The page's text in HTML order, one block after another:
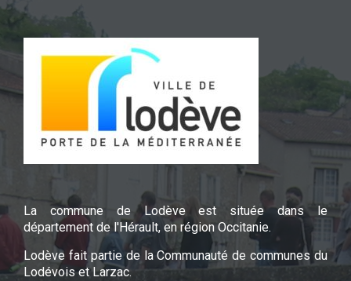
La commune de Lodève est située dans le
département de l'Hérault, en région Occitanie.
Lodève fait partie de la Communauté de communes du
Lodévois et Larzac.